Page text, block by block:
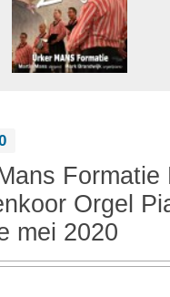
Formatie
Orgel
mei 2020